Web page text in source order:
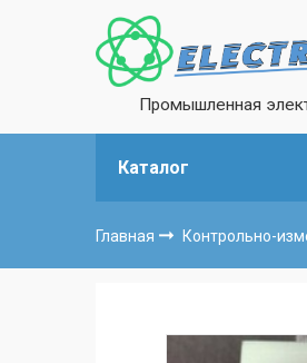
Промышленная
Каталог
Главная Контрольно-